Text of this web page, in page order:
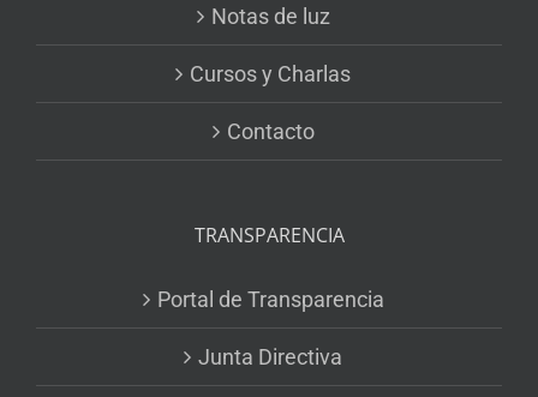
Notas de luz
Cursos y Charlas
Contacto
TRANSPARENCIA
Portal de Transparencia
Junta Directiva